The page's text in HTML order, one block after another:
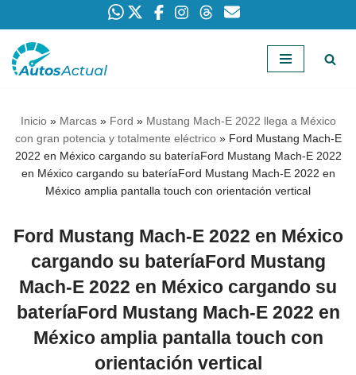
Saltar
Inicio» Marcas» Ford » Mustang Mach-E 2022 llega a México
con gran potencia y totalmente eléctrico» Ford Mustang Mach-E
2022 en México cargando su bateríaFord Mustang Mach-E 2022
en México cargando su bateríaFord Mustang Mach-E 2022 en
México amplia pantalla touch con orientación vertical
Ford Mustang Mach-E 2022 en México
cargando su bateríaFord Mustang
Mach-E 2022 en México cargando su
bateríaFord Mustang Mach-E 2022 en
México amplia pantalla touch con
orientación vertical